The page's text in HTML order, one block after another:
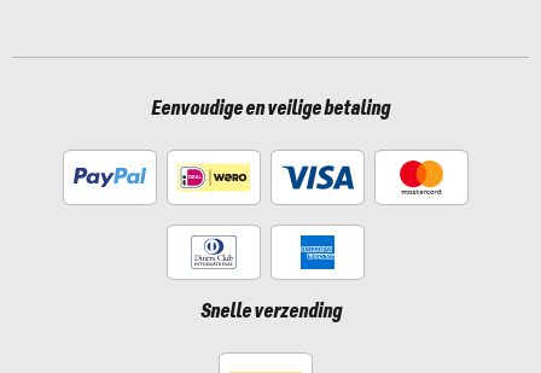
Eenvoudige en veilige betaling
Snelle verzending